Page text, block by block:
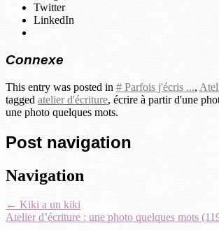
Twitter
LinkedIn
Connexe
This entry was posted in # Parfois j'écris ...,
tagged atelier d'écriture, écrire à partir d'une
une photo quelques mots.
Post navigation
Navigation
← Kiki a un kiki
Atelier d’écriture : une photo quelques mots